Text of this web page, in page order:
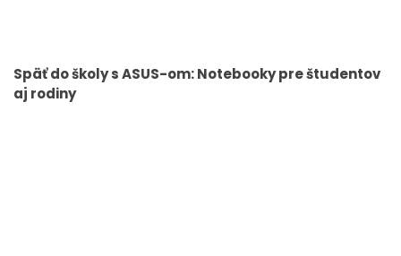
Späť do školy s ASUS-om: Notebooky pre študentov
aj rodiny